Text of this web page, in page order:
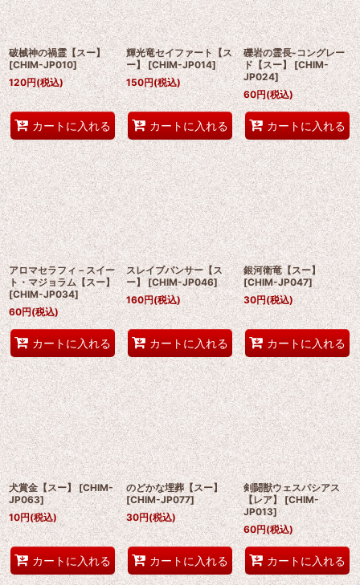
破械神の禍霊【スー】
[CHIM-JP010]
120円(税込)
カートに入れる
輝光竜セイファート【ス
ー】 [CHIM-JP014]
150円(税込)
カートに入れる
礫岩の霊長-コングレー
ド【スー】 [CHIM-
JP024]
60円(税込)
カートに入れる
アロマセラフィ－スイー
ト・マジョラム【スー】
[CHIM-JP034]
60円(税込)
カートに入れる
スレイブパンサー【ス
ー】 [CHIM-JP046]
160円(税込)
カートに入れる
銀河衛竜【スー】
[CHIM-JP047]
30円(税込)
カートに入れる
犬賞金【スー】 [CHIM-
JP063]
10円(税込)
カートに入れる
のどかな埋葬【スー】
[CHIM-JP077]
30円(税込)
カートに入れる
剣闘獣ウェスパシアス
【レア】 [CHIM-
JP013]
60円(税込)
カートに入れる